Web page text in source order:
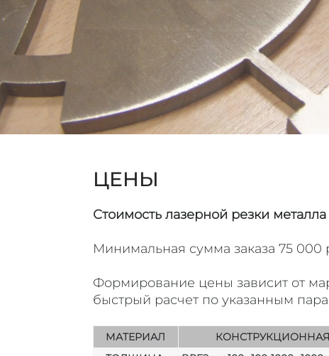
ЦЕНЫ
Стоимость лазерной резки металла
Минимальная сумма заказа 75 000
Формирование цены зависит от
быстрый расчет по указанным
МАТЕРИАЛ